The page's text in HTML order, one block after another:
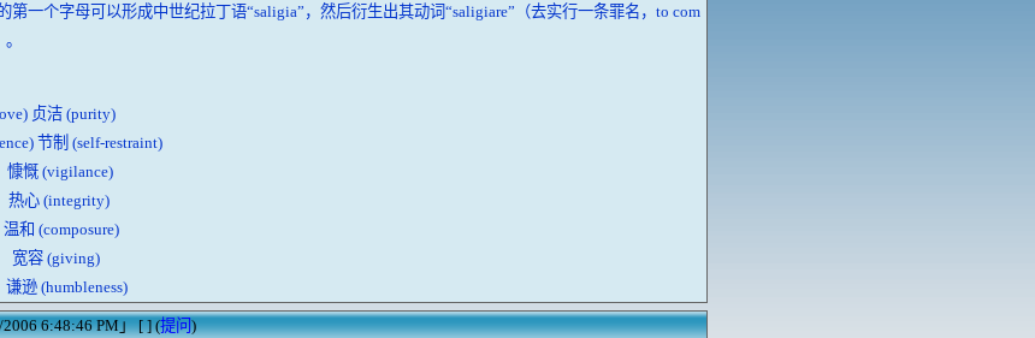
第一个字母可以形成中世纪拉丁语“saligia”，然后衍生出其动词“saligiare”（去实行一条罪名，to com
贞洁 (purity)
节制 (self-restraint)
慨 (vigilance)
心 (integrity)
(composure)
宽容 (giving)
(humbleness)
6:48:46 PM」 [ ] (提问)